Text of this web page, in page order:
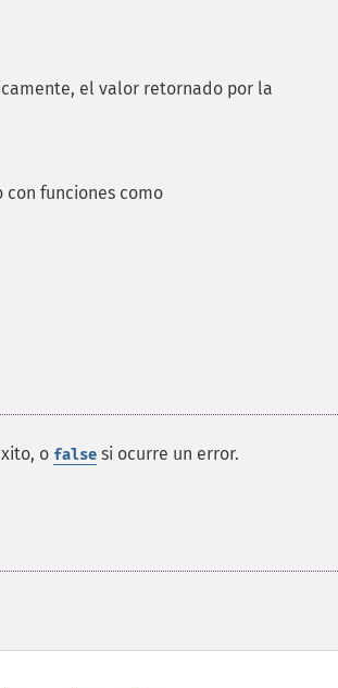
el valor retornado por la
funciones como
o false si ocurre un error.